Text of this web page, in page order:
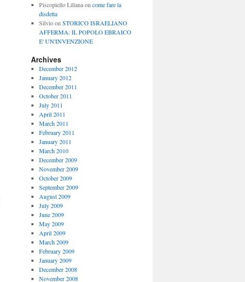
Piscopiello Lilianaon come fare la
disdetta
Silvioon STORICO ISRAELIANO
AFFERMA: IL POPOLO EBRAICO
E' UN'INVENZIONE
Archives
December 2012
January 2012
December 2011
October 2011
July 2011
April 2011
March 2011
February 2011
January 2011
March 2010
December 2009
November 2009
October 2009
September 2009
August 2009
July 2009
June 2009
May 2009
April 2009
March 2009
February 2009
January 2009
December 2008
November 2008